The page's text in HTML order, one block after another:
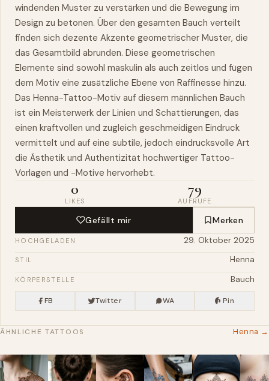
windenden Muster zu verstärken und die Bewegung im
Design zu betonen. Über den gesamten Bauch verteilt
finden sich dezente Akzente geometrischer Muster, die
das Gesamtbild abrunden. Diese geometrischen
Elemente sind sowohl maskulin als auch zeitlos und fügen
dem Motiv eine zusätzliche Ebene von Raffinesse hinzu.
Das Henna-Tattoo-Motiv auf diesem männlichen Bauch
ist ein Meisterwerk der Linien und Schattierungen, das
einen kraftvollen und zugleich geschmeidigen Eindruck
vermittelt und auf eine subtile, jedoch eindrucksvolle Art
die Ästhetik und Authentizität hochwertiger Tattoo-
Vorlagen und -Motive hervorhebt.
0
LIKES
79
AUFRUFE
Gefällt mir Merken
HOCHGELADEN 29. Oktober 2025
STIL Henna
KÖRPERSTELLE Bauch
FB Twitter WA Pin
ÄHNLICHE TATTOOS Henna →